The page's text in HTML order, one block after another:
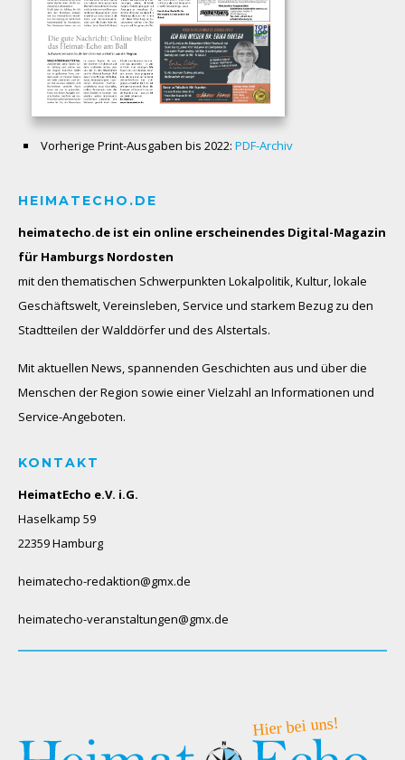
Vorherige Print-Ausgaben bis 2022: PDF-Archiv
HEIMATECHO.DE
heimatecho.de ist ein online erscheinendes Digital-Magazin
für Hamburgs Nordosten
mit den thematischen Schwerpunkten Lokalpolitik, Kultur, lokale
Geschäftswelt, Vereinsleben, Service und starkem Bezug zu den
Stadtteilen der Walddörfer und des Alstertals.
Mit aktuellen News, spannenden Geschichten aus und über die
Menschen der Region sowie einer Vielzahl an Informationen und
Service-Angeboten.
KONTAKT
HeimatEcho e.V. i.G.
Haselkamp 59
22359 Hamburg
heimatecho-redaktion@gmx.de
heimatecho-veranstaltungen@gmx.de